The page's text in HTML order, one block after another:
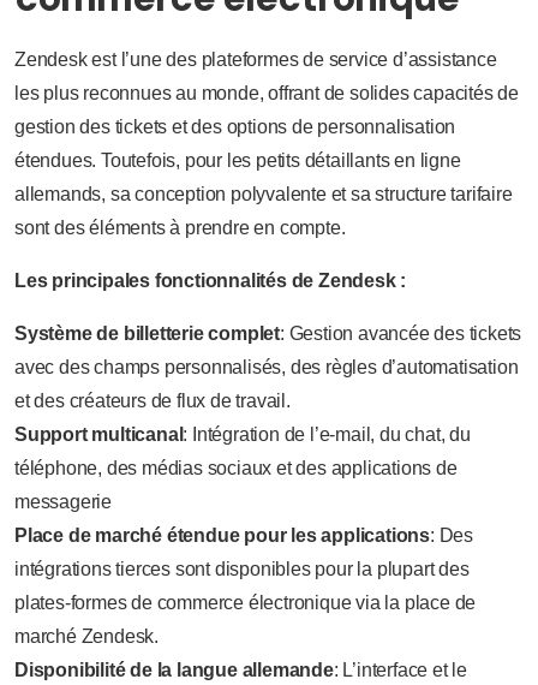
Zendesk est l’une des plateformes de service d’assistance
les plus reconnues au monde, offrant de solides capacités de
gestion des tickets et des options de personnalisation
étendues. Toutefois, pour les petits détaillants en ligne
allemands, sa conception polyvalente et sa structure tarifaire
sont des éléments à prendre en compte.
Les principales fonctionnalités de Zendesk :
Système de billetterie complet: Gestion avancée des tickets
avec des champs personnalisés, des règles d’automatisation
et des créateurs de flux de travail.
Support multicanal : Intégration de l’e-mail, du chat, du
téléphone, des médias sociaux et des applications de
messagerie
Place de marché étendue pour les applications: Des
intégrations tierces sont disponibles pour la plupart des
plates-formes de commerce électronique via la place de
marché Zendesk.
Disponibilité de la langue allemande: L’interface et le